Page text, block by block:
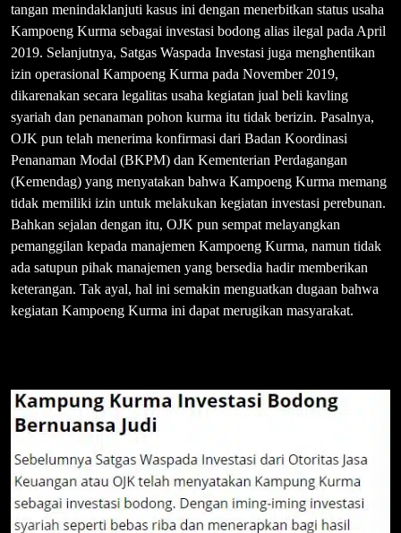
tangan menindaklanjuti kasus ini dengan menerbitkan status usaha
Kampoeng Kurma sebagai investasi bodong alias ilegal pada April
2019. Selanjutnya, Satgas Waspada Investasi juga menghentikan
izin operasional Kampoeng Kurma pada November 2019,
dikarenakan secara legalitas usaha kegiatan jual beli kavling
syariah dan penanaman pohon kurma itu tidak berizin. Pasalnya,
OJK pun telah menerima konfirmasi dari Badan Koordinasi
Penanaman Modal (BKPM) dan Kementerian Perdagangan
(Kemendag) yang menyatakan bahwa Kampoeng Kurma memang
tidak memiliki izin untuk melakukan kegiatan investasi perebunan.
Bahkan sejalan dengan itu, OJK pun sempat melayangkan
pemanggilan kepada manajemen Kampoeng Kurma, namun tidak
ada satupun pihak manajemen yang bersedia hadir memberikan
keterangan. Tak ayal, hal ini semakin menguatkan dugaan bahwa
kegiatan Kampoeng Kurma ini dapat merugikan masyarakat.